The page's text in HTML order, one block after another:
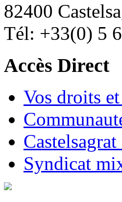
82400
Tél: +33(0) 5
Accès Direct
Vos droits
Syndicat